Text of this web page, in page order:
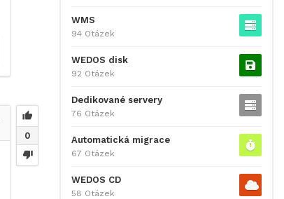
0
WMS
94 Otázek
WEDOS disk
92 Otázek
Dedikované servery
76 Otázek
Automatická migrace
67 Otázek
WEDOS CD
58 Otázek